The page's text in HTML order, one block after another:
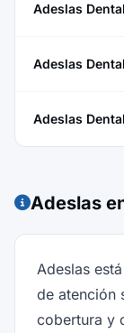
Adeslas
Adeslas
Adeslas
Adeslas
Adeslas
de atención
cobertura y